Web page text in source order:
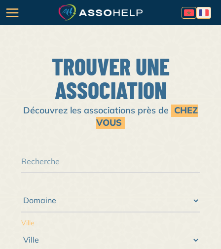
TROUVER UNE
ASSOCIATION
Découvrez les associations près de CHEZ
VOUS
Ville